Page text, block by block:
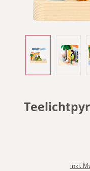
inkl.